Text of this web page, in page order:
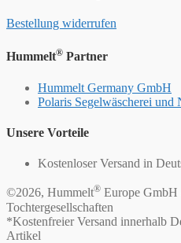
Bestellung widerrufen
Hummelt® Partner
Hummelt Germany GmbH
Polaris Segelwäscherei und
Unsere Vorteile
Kostenloser Versand in
©2026, Hummelt® Europe
Tochtergesellschaften
*Kostenfreier Versand innerhalb
Artikel